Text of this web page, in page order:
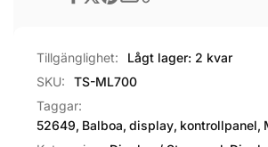
Tillgänglighet:
Lågt lager: 2 kvar
SKU:
TS-ML700
Taggar:
52649, Balboa, display, kontrollpanel,